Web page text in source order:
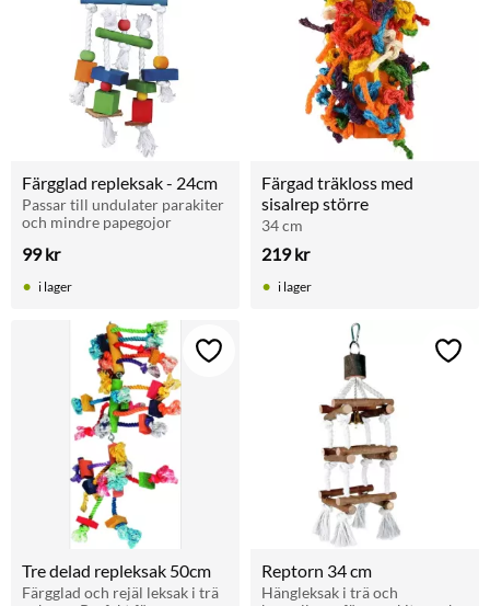
Färgglad repleksak - 24cm
Passar till undulater parakiter
och mindre papegojor
99kr
i lager
Färgad träkloss med
sisalrep större
34 cm
219kr
i lager
Tre delad repleksak 50cm
Färgglad och rejäl leksak i trä
Lägg till i favoriter
Reptorn 34 cm
Hängleksak i trä och
Lägg